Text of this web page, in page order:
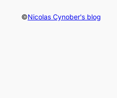
©Nicolas Cynober's blog